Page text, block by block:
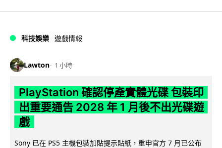
科技娛樂 遊戲情報
Lawton 1 小時
PlayStation 確認停產實體光碟 包裝印
出重要通告 2028 年 1 月後不出光碟遊
戲
Sony 已在 PS5 主機包裝加貼提示貼紙，重申官方 7 月已公布